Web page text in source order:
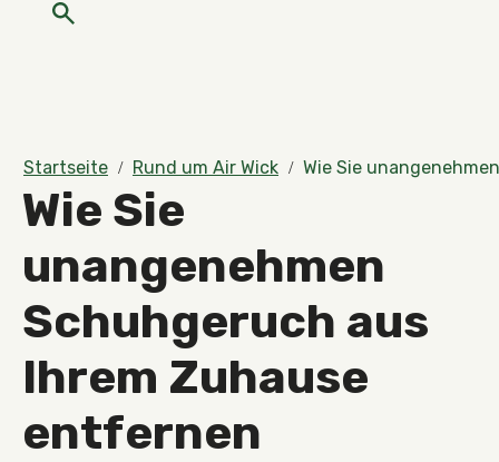
Startseite Rund um Air Wick Wie Sie
Wie Sie
unangenehmen
Schuhgeruch aus
Ihrem Zuhause
entfernen